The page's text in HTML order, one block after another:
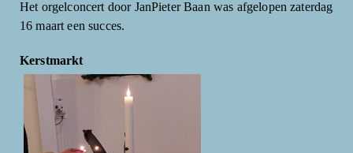
Het orgelconcert door JanPieter Baan was afgelopen zaterdag
16 maart een succes.
Kerstmarkt